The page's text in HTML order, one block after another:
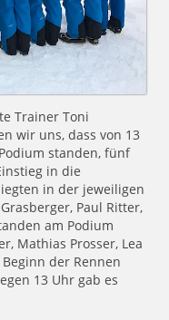
Trainer Toni
wir uns, dass von 13
standen, fünf
in die
in der jeweiligen
Paul Ritter,
am Podium
Mathias Prosser, Lea
der Rennen
13 Uhr gab es